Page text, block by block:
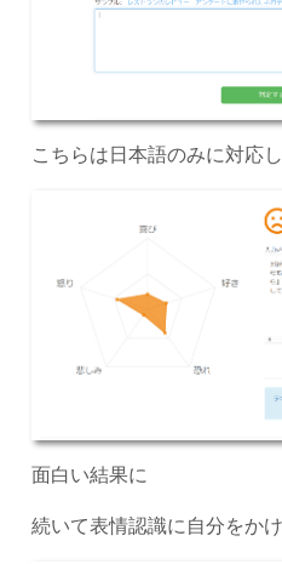
こちらは日本語のみに対応
面白い結果に
続いて表情認識に自分をかけ